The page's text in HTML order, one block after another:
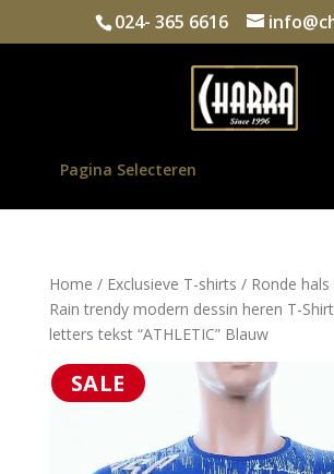
024- 365 6616
Pagina Selecteren
Home / Exclusieve T-shirts / Ronde
Rain trendy modern dessin heren T-
letters tekst “ATHLETIC” Blauw
SALE